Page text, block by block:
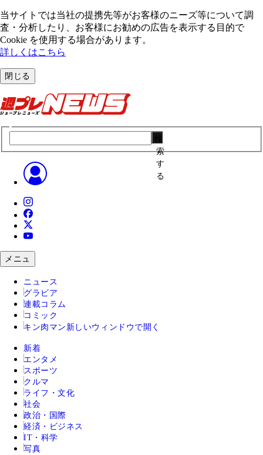
当サイトでは当社の提携先等がお客様のニーズ等について調
査・分析したり、お客様にお勧めの広告を表⽰する⽬的で
Cookie を使⽤する場合があります。
詳しくはこちら
閉じる
索
す
る
メニュ
ニュース
グラビア
連載コラム
コミック
キン肉マン 新しいウィンドウで開く
新着
エンタメ
スポーツ
クルマ
ライフ・文化
社会
政治・国際
経済・ビジネス
IT・科学
写真